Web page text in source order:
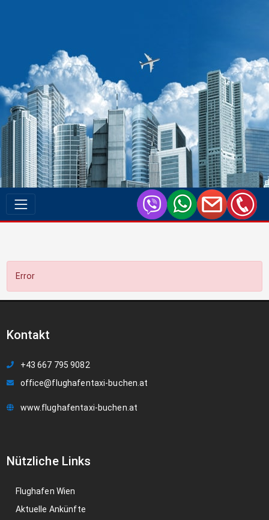
Error
Kontakt
+43 667 795 9082
office@flughafentaxi-buchen.at
www.flughafentaxi-buchen.at
Nützliche Links
Flughafen Wien
Aktuelle Ankünfte